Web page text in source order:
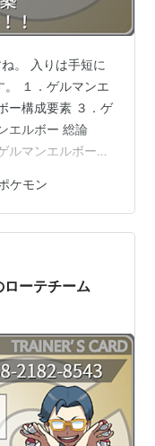
。 入りは手短に
。 １．ゲルマンエ
ー構成要素 ３．ゲ
エルボー 総論
ルマンエルボー』
。 ・ブルンゲル
ーン （エル） ・
だけ下2文字なん
語呂の良さであ
エルフーン本パー
ケモン
ーテチーム